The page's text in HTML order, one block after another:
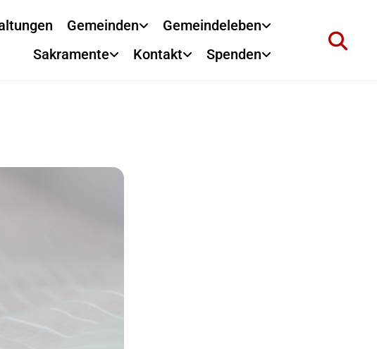
Gemeinden
Gemeindeleben
Sakramente
Kontakt Spenden